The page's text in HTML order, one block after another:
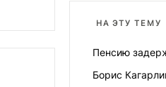
НА ЭТУ ТЕМУ
Пенсию
Борис